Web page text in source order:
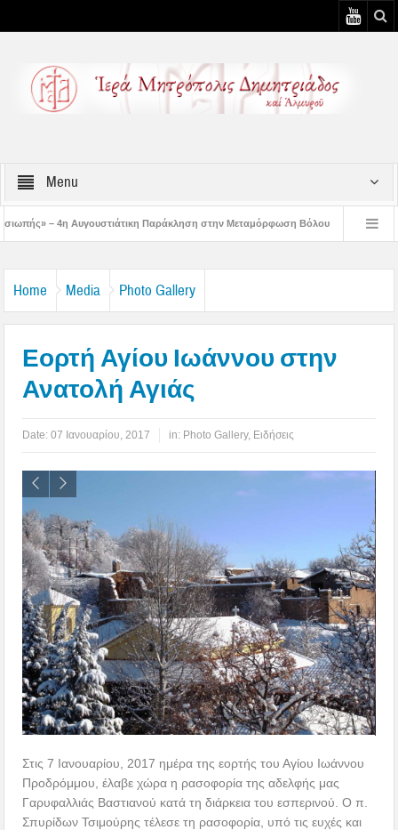
Menu
Παράκληση στην Μεταμόρφωση Βόλου Επίσκεψη του Δ/ντού της Β/
Home Media Photo Gallery
Εορτή Αγίου Ιωάννου στην
Ανατολή Αγιάς
Date:07 Ιανουαρίου, 2017 in: Photo Gallery, Ειδήσεις
Στις 7 Ιανουαρίου, 2017 ημέρα της εορτής του Αγίου Ιωάννου
Προδρόμμου, έλαβε χώρα η ρασοφορία της αδελφής μας
Γαρυφαλλιάς Βαστιανού κατά τη διάρκεια του εσπερινού. Ο π.
Σπυρίδων Τσιμούρης τέλεσε τη ρασοφορία, υπό τις ευχές και